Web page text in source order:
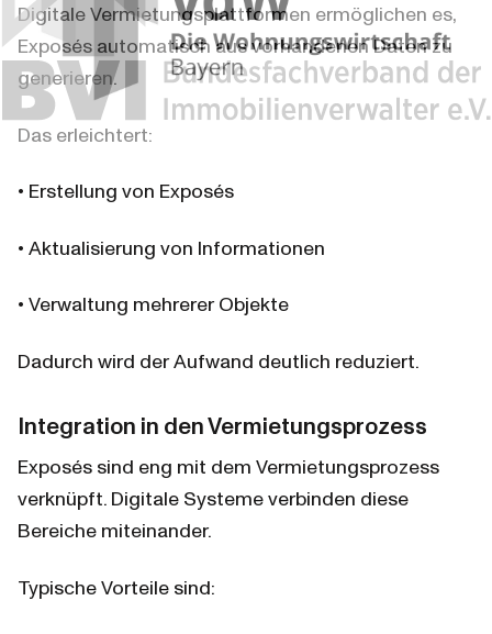
Digitale Vermietungsplattformen ermöglichen es,
Exposés automatisch aus vorhandenen Daten zu
generieren.
Das erleichtert:
• Erstellung von Exposés
• Aktualisierung von Informationen
• Verwaltung mehrerer Objekte
Dadurch wird der Aufwand deutlich reduziert.
Integration in den Vermietungsprozess
Exposés sind eng mit dem Vermietungsprozess
verknüpft. Digitale Systeme verbinden diese
Bereiche miteinander.
Typische Vorteile sind: